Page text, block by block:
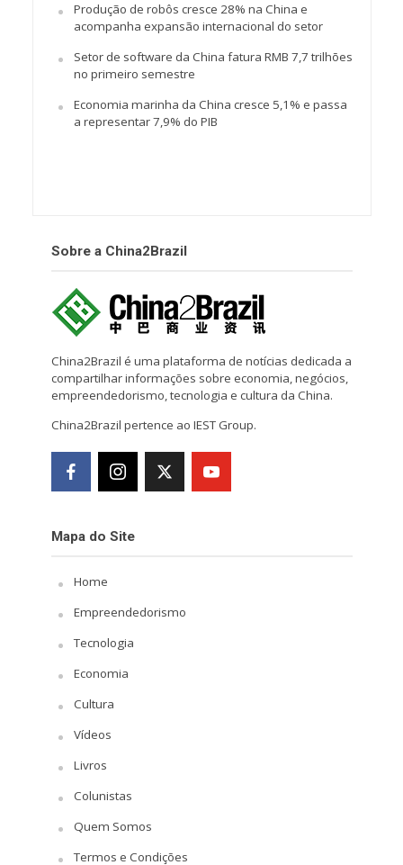
Produção de robôs cresce 28% na China e
acompanha expansão internacional do setor
Setor de software da China fatura RMB 7,7 trilhões
no primeiro semestre
Economia marinha da China cresce 5,1% e passa
a representar 7,9% do PIB
Sobre a China2Brazil
China2Brazil é uma plataforma de notícias dedicada a
compartilhar informações sobre economia, negócios,
empreendedorismo, tecnologia e cultura da China.
China2Brazil pertence ao IEST Group.
Mapa do Site
Home
Empreendedorismo
Tecnologia
Economia
Cultura
Vídeos
Livros
Colunistas
Quem Somos
Termos e Condições